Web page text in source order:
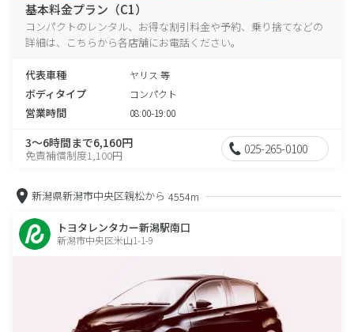
基本料金プラン（C1）
コンパクトのレンタル、お得な割引料金や予約、乗り捨てなどの
詳細は、こちらから各店舗にお電話ください。
代表車種 ヤリス 等
ボディタイプ コンパクト
営業時間 08:00-19:00
3～6時間まで6,160円
免責補償制度1,100円 025-265-0100
新潟県新潟市中央区親松から 4554m
トヨタレンタカー新潟駅南口
新潟市中央区米山1-1-9